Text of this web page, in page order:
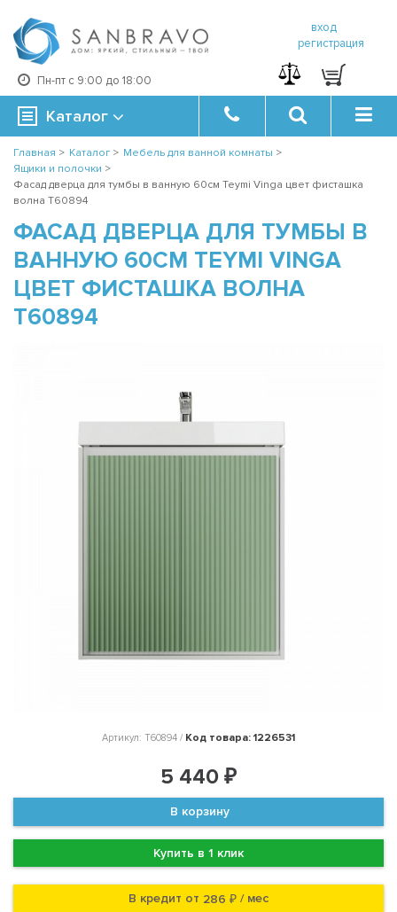
Пн-пт с 9:00 до 18:00
вход
регистрация
Каталог
Главная > Каталог > Мебель для ванной комнаты >
Ящики и полочки >
Фасад дверца для тумбы в ванную 60см Teymi Vinga цвет фисташка
волна T60894
ФАСАД ДВЕРЦА ДЛЯ ТУМБЫ В
ВАННУЮ 60СМ TEYMI VINGA
ЦВЕТ ФИСТАШКА ВОЛНА
T60894
Артикул: T60894 / Код товара: 1226531
5 440 ₽
В корзину
Купить в 1 клик
В кредит от 286 ₽ / мес